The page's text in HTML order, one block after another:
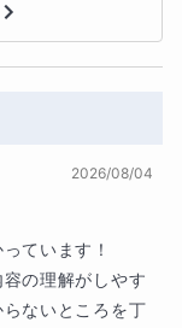
2026/08/04
ています！
の理解がしやす
ないところを丁